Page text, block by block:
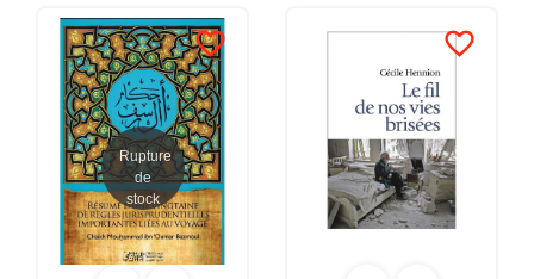
favorite_border
Rupture
de
stock
favorite_border